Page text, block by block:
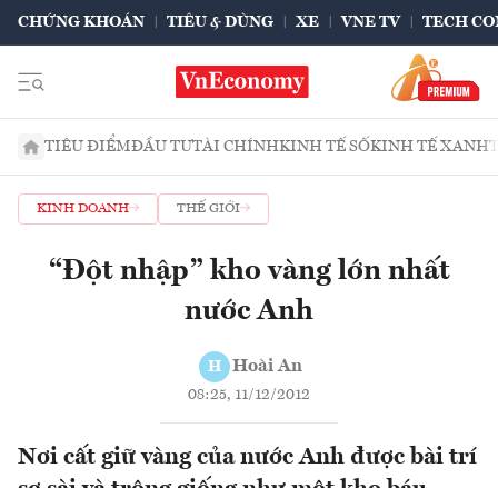
CHỨNG KHOÁN TIÊU & DÙNG XE VNE TV TECH
TIÊU ĐIỂMĐẦU TƯTÀI CHÍNHKINH TẾ SỐKINH TẾ XANH
KINH DOANH THẾ GIỚI
“Đột nhập” kho vàng lớn nhất
nước Anh
H Hoài An
08:25, 11/12/2012
Nơi cất giữ vàng của nước Anh được bài trí